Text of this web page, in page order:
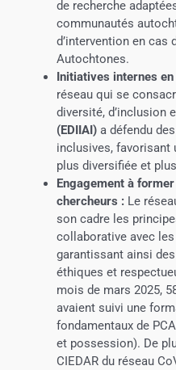
de recherche
communautés
d’intervention en cas
Autochtones.
Initiatives internes en
réseau qui se
diversité, d’inclusion
(EDIIAI)a défendu
inclusives, favorisant
plus diversifiée et
Engagement à
chercheurs :Le
son cadre les
collaborative avec
garantissant ainsi
éthiques et
mois de mars 2025,
avaient suivi une
fondamentaux de
et possession). De
CIEDAR du réseau